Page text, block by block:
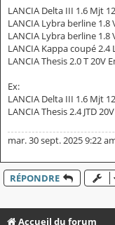
LANCIA Delta III 1.6 Mjt
LANCIA Lybra berline 1.8
LANCIA Lybra berline 1.8
LANCIA Kappa coupé 2.4
LANCIA Thesis 2.0 T 20V
Ex:
LANCIA Delta III 1.6 Mjt
LANCIA Thesis 2.4 JTD
mar. 30 sept. 2025 9:22
RÉPONDRE
Accueil du forum